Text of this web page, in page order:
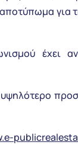
για
έχει
υψηλότερο